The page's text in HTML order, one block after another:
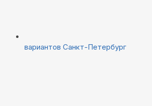
вариантов Санкт-Петербург